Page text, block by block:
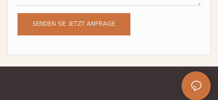
SENDEN SIE JETZT ANFRAGE